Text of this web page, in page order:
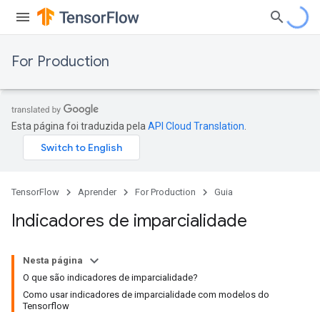
For Production
Esta página foi traduzida pela API Cloud Translation
TensorFlow Aprender For Production Guia
Indicadores de imparcialidade
Nesta página
O que são indicadores de imparcialidade?
Como usar indicadores de imparcialidade com modelos do
Tensorflow